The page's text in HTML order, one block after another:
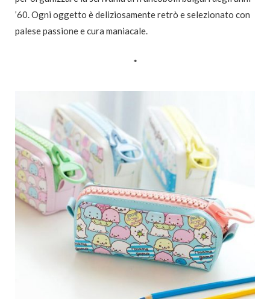
’60. Ogni oggetto è deliziosamente retrò e selezionato con
palese passione e cura maniacale.
*